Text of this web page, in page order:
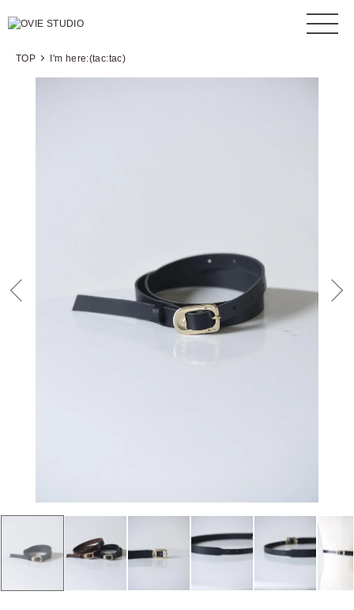
TOP I'm here:(tac:tac)